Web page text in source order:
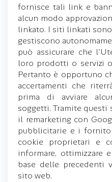
fornisce tali link e
alcun modo
linkato. I siti linkati
gestiscono
può assicurare che
loro prodotti o servizi
Pertanto è opportuno
accertamenti che
prima di avviare
soggetti. Tramite
il remarketing con
pubblicitarie e i
cookie proprietari e
informare, ottimizzare
base delle
sito web.